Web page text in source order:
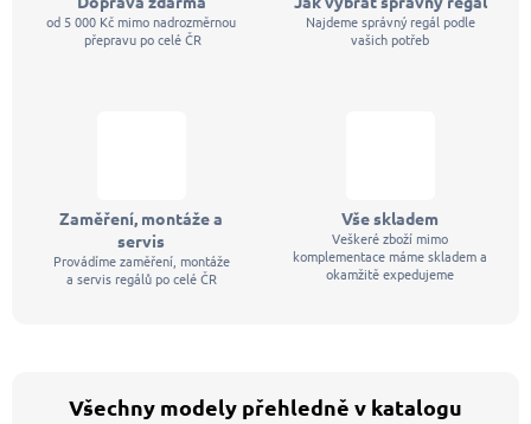
od 5 000 Kč mimo nadrozměrnou
přepravu po celé ČR
Najdeme správný regál podle
vašich potřeb
Zaměření, montáže a
servis
Provádíme zaměření, montáže
a servis regálů po celé ČR
Vše skladem
Veškeré zboží mimo
komplementace máme skladem a
okamžitě expedujeme
Všechny modely přehledně v katalogu